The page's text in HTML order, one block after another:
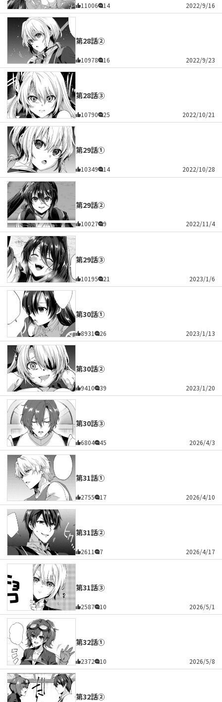
11006 14 2022/9/16
第28話②
10978 16 2022/9/23
第28話③
10790 25 2022/10/21
第29話①
10349 14 2022/10/28
第29話②
10027 9 2022/11/4
第29話③
10195 21 2023/1/6
第30話①
8931 26 2023/1/13
第30話②
9410 39 2023/1/20
第30話③
6804 45 2026/4/3
第31話①
2755 17 2026/4/10
第31話②
2611 7 2026/4/17
第31話③
2587 10 2026/5/1
第32話①
2372 10 2026/5/8
第32話②